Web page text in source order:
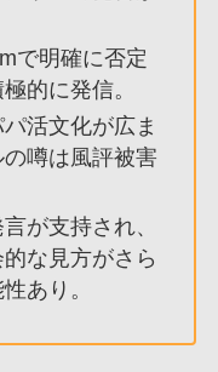
で明確に否定
的に発信。
活文化が広ま
噂は風評被害
が支持され、
な見方がさら
あり。